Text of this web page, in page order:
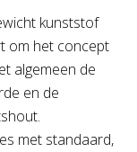
kunststof
om het concept
algemeen de
en de
met standaard,